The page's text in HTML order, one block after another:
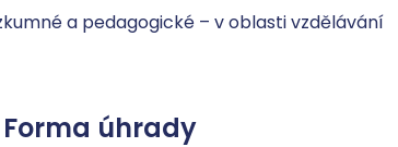
a pedagogické – v oblasti vzdělávání
Forma úhrady